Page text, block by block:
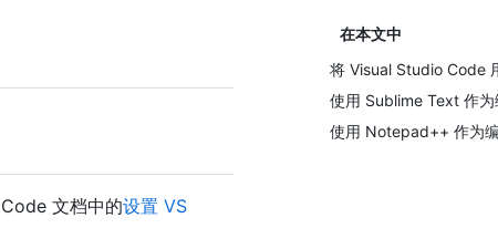
在本文中
将 Visual Studio Code
使用 Sublime Text 作为
使用 Notepad++ 作为
文档中的设置 VS